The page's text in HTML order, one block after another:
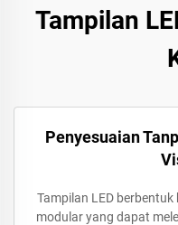
Tampilan
Penyesuaian
Tampilan LED
modular yang dapat